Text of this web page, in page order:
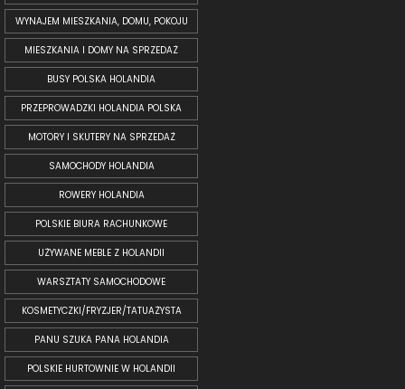
WYNAJEM MIESZKANIA, DOMU, POKOJU
MIESZKANIA I DOMY NA SPRZEDAŻ
BUSY POLSKA HOLANDIA
PRZEPROWADZKI HOLANDIA POLSKA
MOTORY I SKUTERY NA SPRZEDAŻ
SAMOCHODY HOLANDIA
ROWERY HOLANDIA
POLSKIE BIURA RACHUNKOWE
UŻYWANE MEBLE Z HOLANDII
WARSZTATY SAMOCHODOWE
KOSMETYCZKI/FRYZJER/TATUAŻYSTA
PANU SZUKA PANA HOLANDIA
POLSKIE HURTOWNIE W HOLANDII